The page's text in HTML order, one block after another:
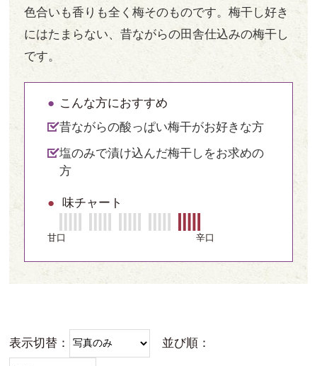
色合いも香りも全く梅そのものです。梅干し好き
にはたまらない、昔ながらの田舎仕込みの梅干し
です。
こんな方におすすめ
昔ながらの酸っぱい梅干がお好きな方
塩のみで漬け込んだ梅干しをお求めの
方
味チャート
甘口 辛口
表示切替： 並び順：